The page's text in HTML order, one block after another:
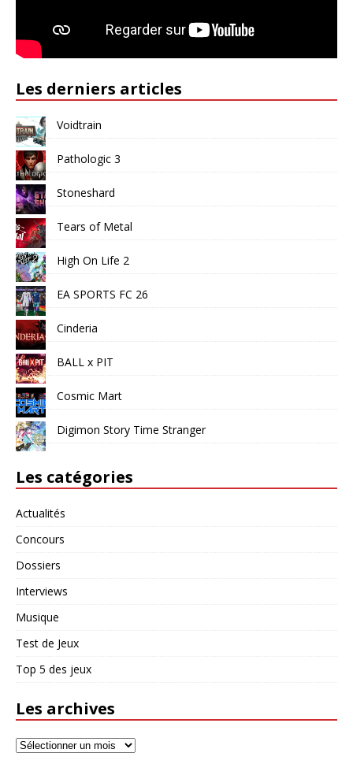
Les derniers articles
Voidtrain
Pathologic 3
Stoneshard
Tears of Metal
High On Life 2
EA SPORTS FC 26
Cinderia
BALL x PIT
Cosmic Mart
Digimon Story Time Stranger
Les catégories
Actualités
Concours
Dossiers
Interviews
Musique
Test de Jeux
Top 5 des jeux
Les archives